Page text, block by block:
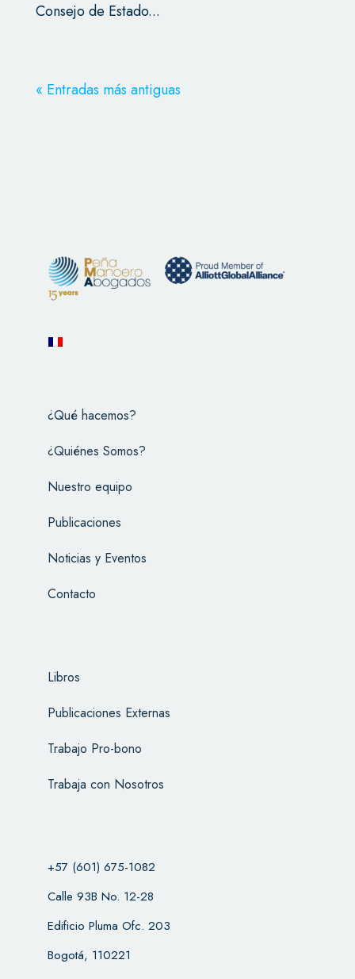
Consejo de Estado...
« Entradas más antiguas
¿Qué hacemos?
¿Quiénes Somos?
Nuestro equipo
Publicaciones
Noticias y Eventos
Contacto
Libros
Publicaciones Externas
Trabajo Pro-bono
Trabaja con Nosotros
+57 (601) 675-1082
Calle 93B No. 12-28
Edificio Pluma Ofc. 203
Bogotá, 110221